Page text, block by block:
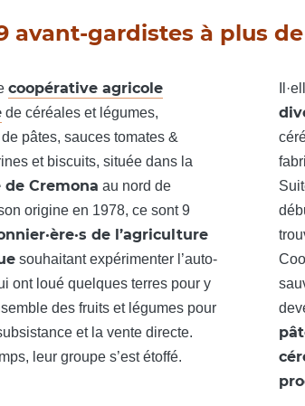
avant-gardistes à plus
coopérative agricole
de céréales et légumes,
pâtes, sauces tomates &
et biscuits, située dans la
de Cremona au nord de
origine en 1978, ce sont 9
de l’agriculture
souhaitant expérimenter l’auto-
ont loué quelques terres pour y
des fruits et légumes pour
et la vente directe.
leur groupe s’est étoffé.